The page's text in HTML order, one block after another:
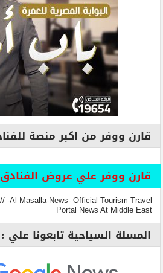
قارن ووفر من اكبر منصة
قارن ووفر علي عروض
-Al Masalla-News- Official Tourism Travel
Portal News At Middle East
المسلة السياحية تابعونا علي :